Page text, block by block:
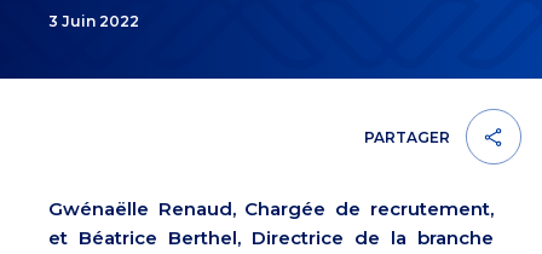
3 Juin 2022
PARTAGER
Gwénaëlle Renaud, Chargée de recrutement,
et Béatrice Berthel, Directrice de la branche